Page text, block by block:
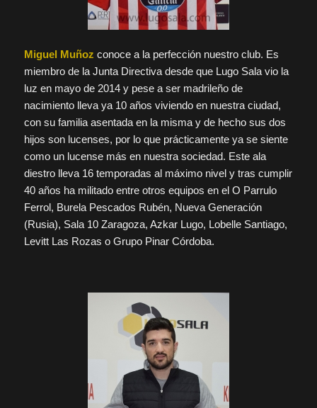
Miguel Muñoz conoce a la perfección nuestro club. Es
miembro de la Junta Directiva desde que Lugo Sala vio la
luz en mayo de 2014 y pese a ser madrileño de
nacimiento lleva ya 10 años viviendo en nuestra ciudad,
con su familia asentada en la misma y de hecho sus dos
hijos son lucenses, por lo que prácticamente ya se siente
como un lucense más en nuestra sociedad. Este ala
diestro lleva 16 temporadas al máximo nivel y tras cumplir
40 años ha militado entre otros equipos en el O Parrulo
Ferrol, Burela Pescados Rubén, Nueva Generación
(Rusia), Sala 10 Zaragoza, Azkar Lugo, Lobelle Santiago,
Levitt Las Rozas o Grupo Pinar Córdoba.